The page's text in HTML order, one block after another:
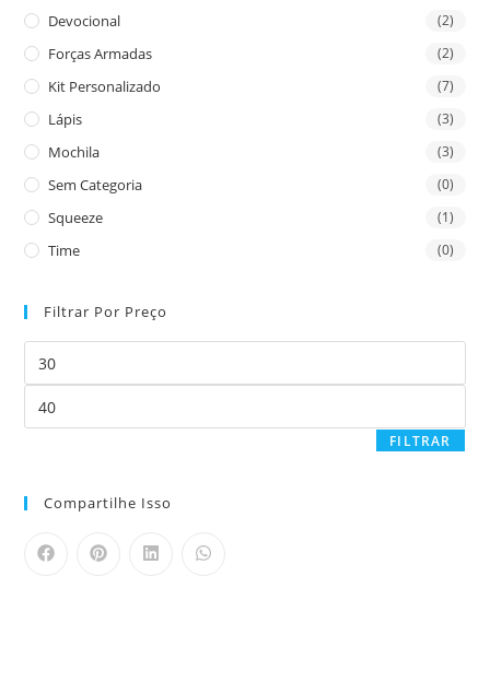
Devocional (2)
Forças Armadas (2)
Kit Personalizado (7)
Lápis (3)
Mochila (3)
Sem Categoria (0)
Squeeze (1)
Time (0)
Filtrar Por Preço
FILTRAR
Compartilhe Isso